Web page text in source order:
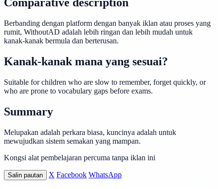
Comparative description
Berbanding dengan platform dengan banyak iklan atau proses yang
rumit, WithoutAD adalah lebih ringan dan lebih mudah untuk
kanak-kanak bermula dan berterusan.
Kanak-kanak mana yang sesuai?
Suitable for children who are slow to remember, forget quickly, or
who are prone to vocabulary gaps before exams.
Summary
Melupakan adalah perkara biasa, kuncinya adalah untuk
mewujudkan sistem semakan yang mampan.
Kongsi alat pembelajaran percuma tanpa iklan ini
Salin pautan X Facebook WhatsApp